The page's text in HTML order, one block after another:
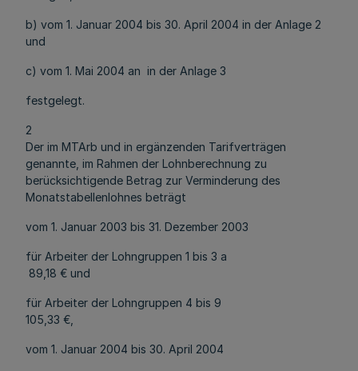
b) vom 1. Januar 2004 bis 30. April 2004 in der Anlage 2
und
c) vom 1. Mai 2004 an in der Anlage 3
festgelegt.
2
Der im MTArb und in ergänzenden Tarifverträgen
genannte, im Rahmen der Lohnberechnung zu
berücksichtigende Betrag zur Verminderung des
Monatstabellenlohnes beträgt
vom 1. Januar 2003 bis 31. Dezember 2003
für Arbeiter der Lohngruppen 1 bis 3 a
89,18 € und
für Arbeiter der Lohngruppen 4 bis 9
105,33 €,
vom 1. Januar 2004 bis 30. April 2004